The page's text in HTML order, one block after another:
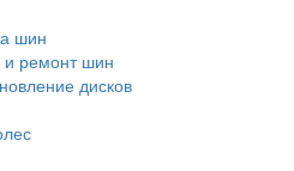
шин
и ремонт шин
дисков